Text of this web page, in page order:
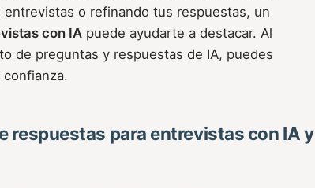
o refinando tus respuestas, un
con IA puede ayudarte a destacar. Al
de preguntas y respuestas de IA, puedes
respuestas para entrevistas con IA y